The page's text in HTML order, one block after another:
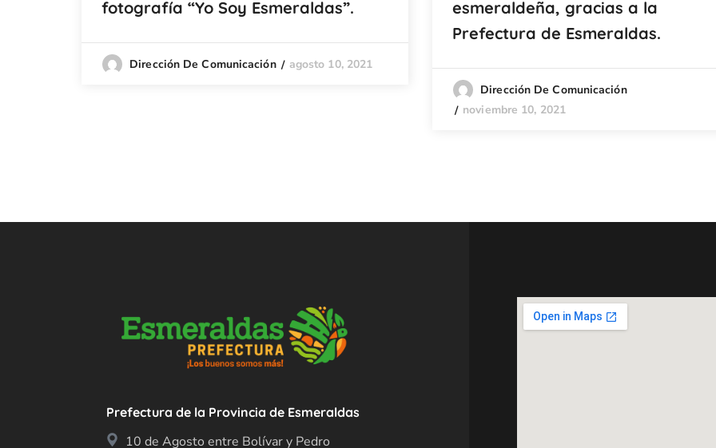
fotografía “Yo Soy Esmeraldas”.
Dirección De Comunicación agosto 10, 2021
esmeraldeña, gracias a la
Prefectura de Esmeraldas.
Dirección De Comunicación
noviembre 10, 2021
Prefectura de la Provincia de Esmeraldas
10 de Agosto entre Bolívar y Pedro